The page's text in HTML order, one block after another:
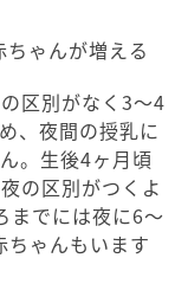
ゃんが増える
区別がなく3～4
、夜間の授乳に
。生後4ヶ月頃
の区別がつくよ
までには夜に6～
ちゃんもいます